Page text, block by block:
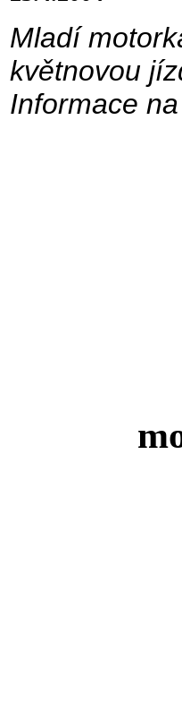
Mladí
květnovou
Informace